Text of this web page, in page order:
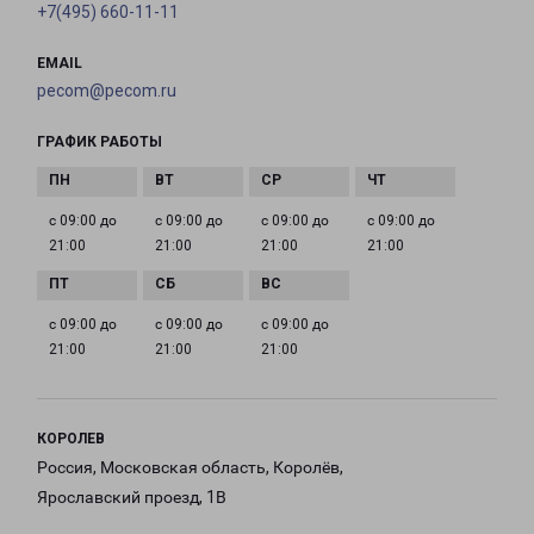
+7(495) 660-11-11
EMAIL
pecom@pecom.ru
ГРАФИК РАБОТЫ
с 09:00 до
21:00
с 09:00 до
21:00
с 09:00 до
21:00
с 09:00 до
21:00
с 09:00 до
21:00
с 09:00 до
21:00
с 09:00 до
21:00
КОРОЛЕВ
Россия, Московская область, Королёв,
Ярославский проезд, 1В